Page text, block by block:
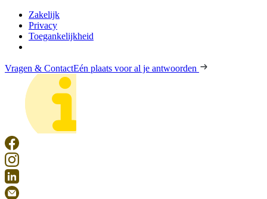
Zakelijk
Privacy
Toegankelijkheid
Vragen & ContactEén plaats voor al je antwoorden